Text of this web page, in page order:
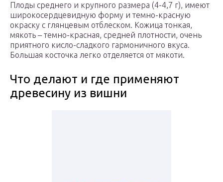
Плоды среднего и крупного размера (4-4,7 г), имеют
широкосердцевидную форму и темно-красную
окраску с глянцевым отблеском. Кожица тонкая,
мякоть – темно-красная, средней плотности, очень
приятного кисло-сладкого гармоничного вкуса.
Большая косточка легко отделяется от мякоти.
Что делают и где применяют
древесину из вишни